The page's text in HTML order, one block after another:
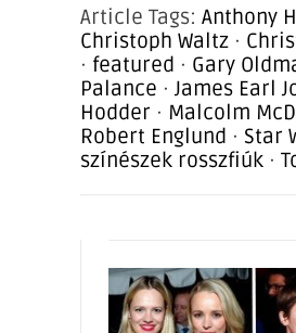
Article Tags: Anthony
Christoph Waltz ·
· featured · Gary
Palance · James Earl
Hodder · Malcolm
Robert Englund · Star
színészek rosszfiúk ·